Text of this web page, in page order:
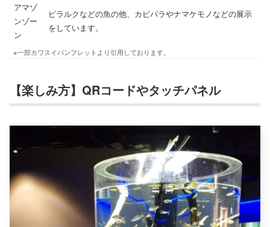
アマゾ
ンゾー
ン
ピラルクなどの魚の他、カピパラやナマケモノなどの展示
をしています。
※一部カワスイパンフレットより引用しております。
【楽しみ方】QRコードやタッチパネル